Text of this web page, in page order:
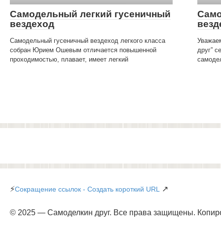
Самодельный легкий гусеничный
вездеход
Самодельный гусеничный вездеход легкого класса
собран Юрием Ошевым отличается повышенной
проходимостью, плавает, имеет легкий
друг”
⚡Сокращение ссылок - Создать короткий URL ↗
© 2025 — Самоделкин друг. Все права защищены.